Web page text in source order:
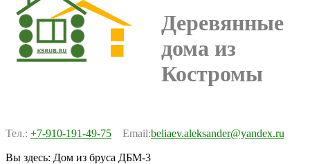
Деревянные
дома из
Костромы
Тел.: +7-910-191-49-75 Email:beliaev.aleksander@yandex.ru
Вы здесь: Дом из бруса ДБМ-3